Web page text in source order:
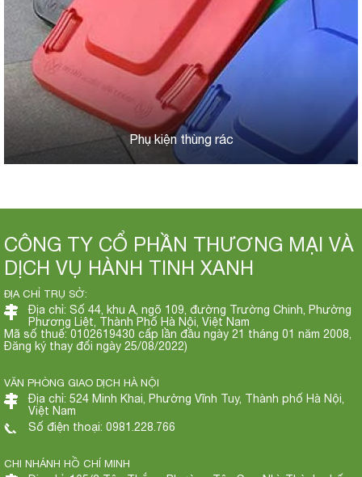
Phụ kiện thùng rác
CÔNG TY CỔ PHẦN THƯƠNG MẠI VÀ
DỊCH VỤ HÀNH TINH XANH
ĐỊA CHỈ TRỤ SỞ:
Địa chỉ: Số 44, khu A, ngõ 109, đường Trường Chinh, Phường
Phương Liệt, Thành Phố Hà Nội, Việt Nam
Mã số thuế: 0102619430 cấp lần đầu ngày 21 tháng 01 năm 2008,
Đăng ký thay đổi ngày 25/08/2022)
VĂN PHÒNG GIAO DỊCH HÀ NỘI
Địa chỉ: 524 Minh Khai, Phường Vĩnh Tuy, Thành phố Hà Nội,
Việt Nam
Số điện thoại: 0981.228.766
CHI NHÁNH HỒ CHÍ MINH